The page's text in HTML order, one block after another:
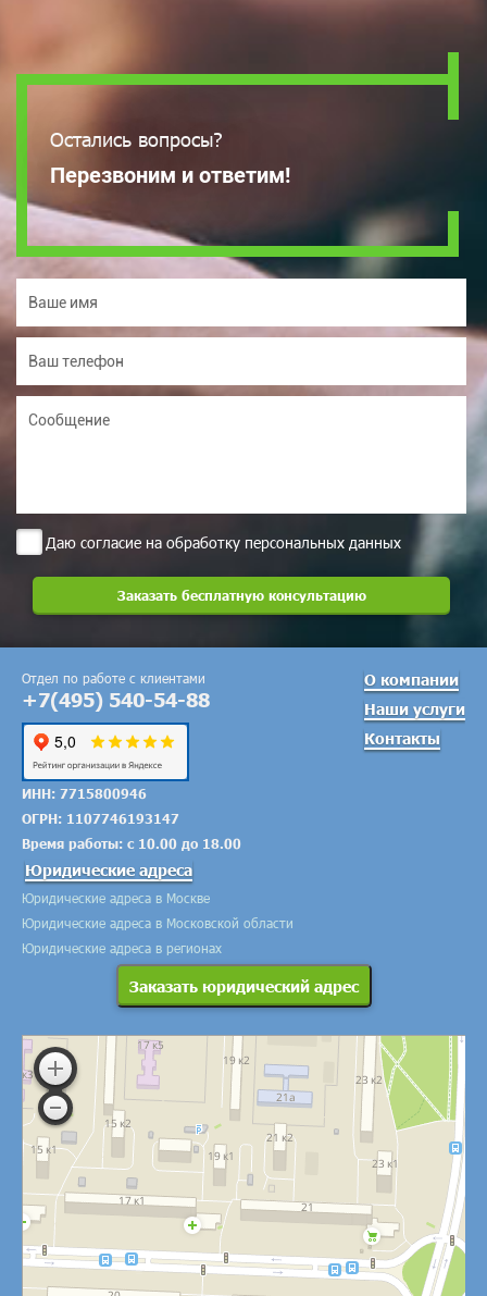
Остались вопросы?
Перезвоним и ответим!
Даю согласие на обработку персональных данных
Отдел по работе с клиентами
+7(495) 540-54-88
О компании
Наши услуги
Контакты
ИНН: 7715800946
ОГРН: 1107746193147
Время работы: с 10.00 до 18.00
Юридические адреса
Юридические адреса в Москве
Юридические адреса в Московской области
Юридические адреса в регионах
Заказать юридический адрес